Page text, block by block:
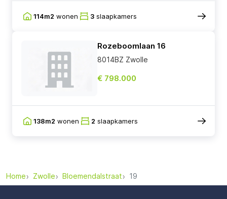
114m2 wonen 3 slaapkamers
Rozeboomlaan 16
8014BZ Zwolle
€ 798.000
138m2 wonen 2 slaapkamers
Home Zwolle Bloemendalstraat 19